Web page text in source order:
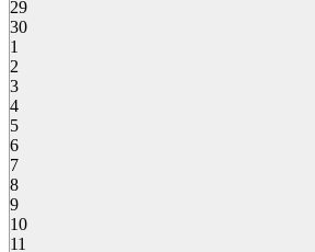
29
30
1
2
3
4
5
6
7
8
9
10
11